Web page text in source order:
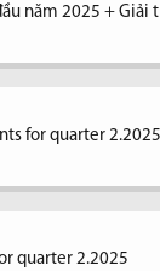
năm 2025 + Giải
for quarter 2.2025
quarter 2.2025